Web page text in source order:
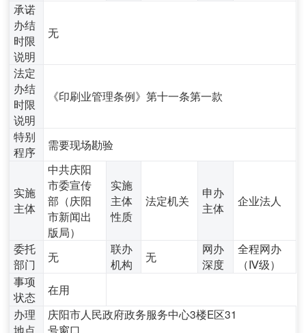
承诺
办结
时限
说明
无
法定
办结
时限
说明
《印刷业管理条例》第十一条第一款
特别
程序
需要现场勘验
实施
主体
中共庆阳
市委宣传
部（庆阳
市新闻出
版局）
实施
主体
性质
法定机关
申办
主体
企业法人
委托
部门
无
联办
机构
无
网办
深度
全程网办
（Ⅳ级）
事项
状态
在用
办理
地点
庆阳市人民政府政务服务中心3楼E区31
号窗口